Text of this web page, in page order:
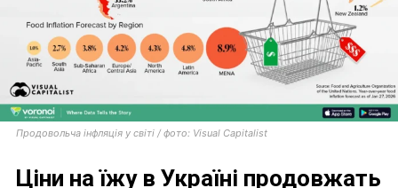
Продовольча інфляція у світі / фото: Visual Capitalist
Ціни на їжу в Україні продовжать